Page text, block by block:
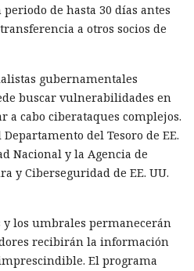
de hasta 30 días antes
a otros socios de
gubernamentales
buscar vulnerabilidades en
a cabo ciberataques complejos.
del Tesoro de EE.
Nacional y la Agencia de
y Ciberseguridad de EE. UU.
y los umbrales permanecerán
recibirán la información
El programa